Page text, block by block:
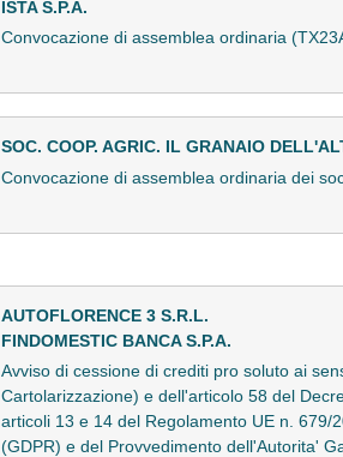
ISTA S.P.A.
Convocazione di assemblea ordinaria
SOC. COOP. AGRIC. IL GRANAIO
Convocazione di assemblea ordinaria dei
AUTOFLORENCE 3 S.R.L.
FINDOMESTIC BANCA S.P.A.
Avviso di cessione di crediti pro soluto ai
Cartolarizzazione) e dell'articolo 58 del
articoli 13 e 14 del Regolamento UE n.
(GDPR) e del Provvedimento dell'Autorita'